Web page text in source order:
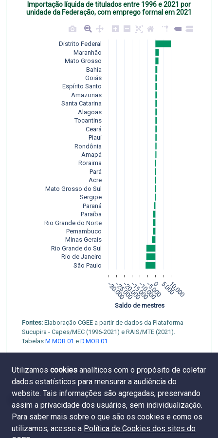
Importação líquida de titulados entre 1996 e 2021 por
unidade da Federação, com emprego formal em 2021
−30.000
−25.000
−20.000
−15.000
−10.000
−5.000
0 5.00010.000
São Paulo
Rio de Janeiro
Rio Grande do Sul
Minas Gerais
Pernambuco
Rio Grande do Norte
Paraíba
Paraná
Sergipe
Mato Grosso do Sul
Acre
Pará
Roraima
Amapá
Rondônia
Piauí
Ceará
Tocantins
Alagoas
Santa Catarina
Amazonas
Espírito Santo
Goiás
Bahia
Mato Grosso
Maranhão
Distrito Federal
Saldo de mestres
Fontes: Elaboração CGEE a partir de dados da Plataforma
Sucupira - Capes/MEC (1996-2021) e RAIS/MTE (2021).
Tabelas M.MOB.01 e D.MOB.01
Utilizamos cookies analíticos com o propósito de coletar
dados estatísticos para mensurar a audiência do
website. Tais informações são agregadas, preservando
assim a privacidade dos usuários, sem individualização.
Para saber mais sobre o que são os cookies e como os
utilizamos, acesse a Política de Cookies dos sites do